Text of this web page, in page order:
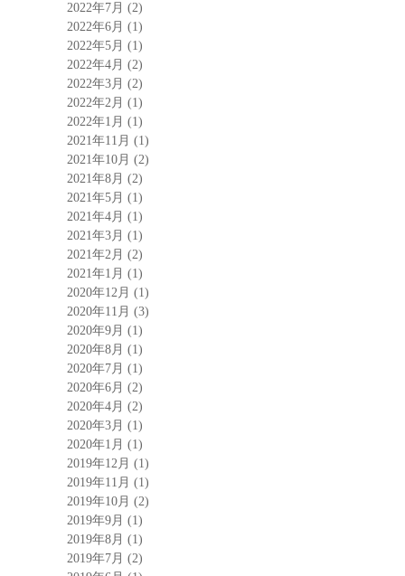
2022年7月 (2)
2022年6月 (1)
2022年5月 (1)
2022年4月 (2)
2022年3月 (2)
2022年2月 (1)
2022年1月 (1)
2021年11月 (1)
2021年10月 (2)
2021年8月 (2)
2021年5月 (1)
2021年4月 (1)
2021年3月 (1)
2021年2月 (2)
2021年1月 (1)
2020年12月 (1)
2020年11月 (3)
2020年9月 (1)
2020年8月 (1)
2020年7月 (1)
2020年6月 (2)
2020年4月 (2)
2020年3月 (1)
2020年1月 (1)
2019年12月 (1)
2019年11月 (1)
2019年10月 (2)
2019年9月 (1)
2019年8月 (1)
2019年7月 (2)